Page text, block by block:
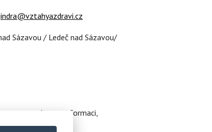
Sázavou / Ledeč nad Sázavou/
pro vztahy, transformaci,